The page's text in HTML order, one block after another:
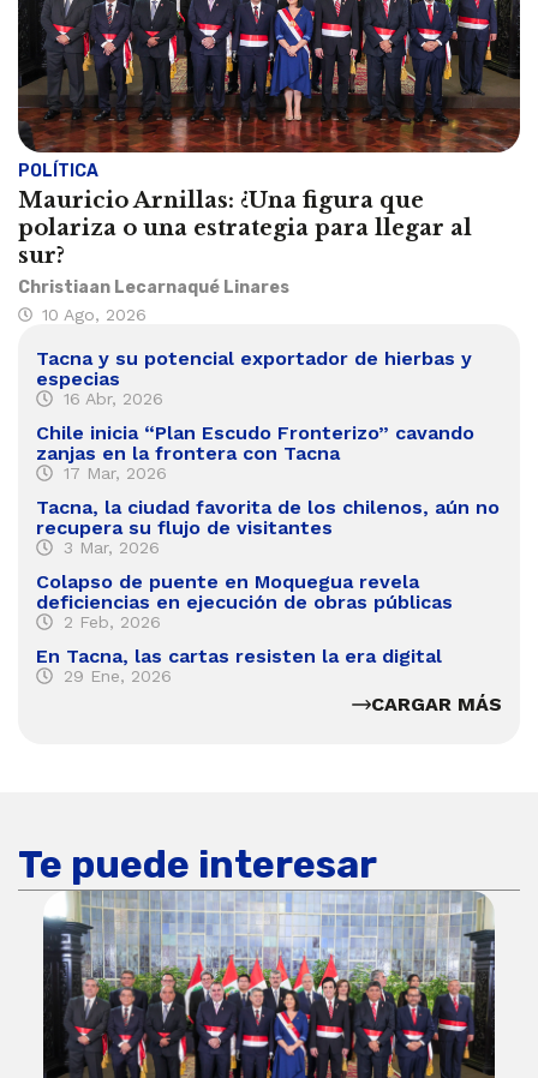
POLÍTICA
Mauricio Arnillas: ¿Una figura que
polariza o una estrategia para llegar al
sur?
Christiaan Lecarnaqué Linares
10 Ago, 2026
Tacna y su potencial exportador de hierbas y
especias
16 Abr, 2026
Chile inicia “Plan Escudo Fronterizo” cavando
zanjas en la frontera con Tacna
17 Mar, 2026
Tacna, la ciudad favorita de los chilenos, aún no
recupera su flujo de visitantes
3 Mar, 2026
Colapso de puente en Moquegua revela
deficiencias en ejecución de obras públicas
2 Feb, 2026
En Tacna, las cartas resisten la era digital
29 Ene, 2026
CARGAR MÁS
Te puede interesar